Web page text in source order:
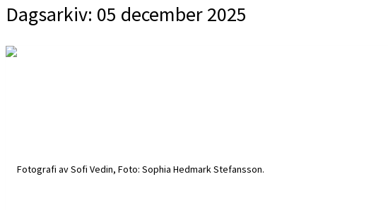
Dagsarkiv: 05 december 2025